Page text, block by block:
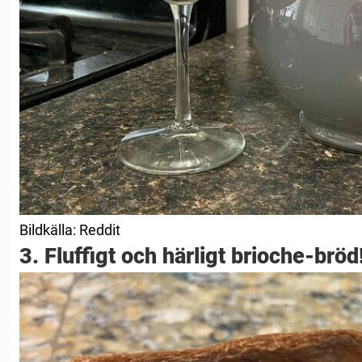
Bildkälla: Reddit
3. Fluffigt och härligt brioche-